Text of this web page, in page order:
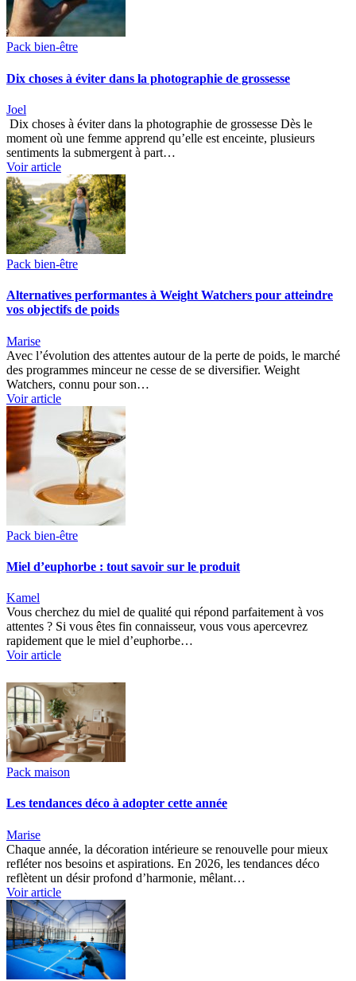
Pack bien-être
Dix choses à éviter dans la photographie de grossesse
Joel
Dix choses à éviter dans la photographie de grossesse Dès le
moment où une femme apprend qu’elle est enceinte, plusieurs
sentiments la submergent à part…
Voir article
Pack bien-être
Alternatives performantes à Weight Watchers pour atteindre
vos objectifs de poids
Marise
Avec l’évolution des attentes autour de la perte de poids, le marché
des programmes minceur ne cesse de se diversifier. Weight
Watchers, connu pour son…
Voir article
Pack bien-être
Miel d’euphorbe : tout savoir sur le produit
Kamel
Vous cherchez du miel de qualité qui répond parfaitement à vos
attentes ? Si vous êtes fin connaisseur, vous vous apercevrez
rapidement que le miel d’euphorbe…
Voir article
Pack maison
Les tendances déco à adopter cette année
Marise
Chaque année, la décoration intérieure se renouvelle pour mieux
refléter nos besoins et aspirations. En 2026, les tendances déco
reflètent un désir profond d’harmonie, mêlant…
Voir article